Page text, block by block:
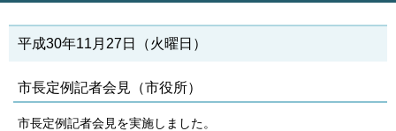
平成30年11月27日（火曜日）
市長定例記者会見（市役所）
市長定例記者会見を実施しました。